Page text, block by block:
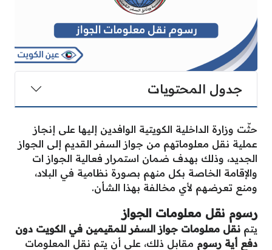
جدول المحتويات
حثّت وزارة الداخلية الكويتية الوافدين إليها على إنجاز
عملية نقل معلوماتهم من جواز السفر القديم إلى الجواز
الجديد، وذلك بهدف ضمان استمرار فعالية الجواز ات
والإقامة الخاصة بكل منهم بصورة نظامية في البلاد،
ومنع تعرضهم لأي مخالفة بهذا الشأن.
رسوم نقل معلومات الجواز
يتم نقل معلومات جواز السفر للمقيمين في الكويت دون
دفع أية رسوم مقابل ذلك، على أن يتم نقل المعلومات